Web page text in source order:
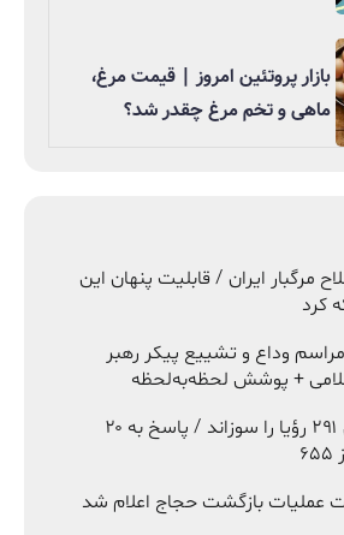
بازار پروتئین امروز | قیمت مرغ،
ماهی و تخم مرغ چقدر شد؟
مرگبار ایران / قابلیت پنهان این
کرد
وداع و تشییع پیکر رهبر
+ پوشش لحظه‌به‌لحظه
ناو وینسنس ۲۹۱ رؤیا را سوزاند / پاسخ به ۲۰
عملیات بازگشت حجاج اعلام شد